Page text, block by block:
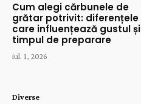
Cum alegi cărbunele de
grătar potrivit: diferențele
care influențează gustul și
timpul de preparare
iul. 1, 2026
Diverse